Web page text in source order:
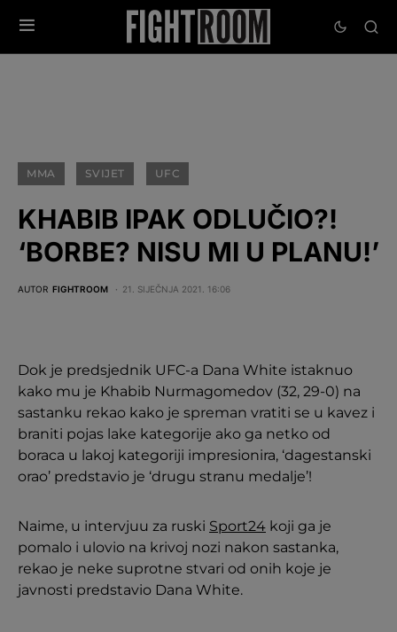
MMA SVIJET UFC
KHABIB IPAK ODLUČIO?!
‘BORBE? NISU MI U PLANU!’
AUTOR FIGHTROOM 21. SIJEČNJA 2021. 16:06
Dok je predsjednik UFC-a Dana White istaknuo
kako mu je Khabib Nurmagomedov (32, 29-0) na
sastanku rekao kako je spreman vratiti se u kavez i
braniti pojas lake kategorije ako ga netko od
boraca u lakoj kategoriji impresionira, ‘dagestanski
orao’ predstavio je ‘drugu stranu medalje’!
Naime, u intervjuu za ruski Sport24 koji ga je
pomalo i ulovio na krivoj nozi nakon sastanka,
rekao je neke suprotne stvari od onih koje je
javnosti predstavio Dana White.